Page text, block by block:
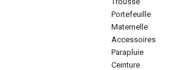
portefeuille
maternelle
accessoires
parapluie
ceinture